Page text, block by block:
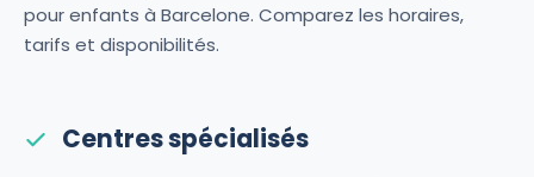
pour enfants à Barcelone. Comparez les horaires,
tarifs et disponibilités.
Centres spécialisés